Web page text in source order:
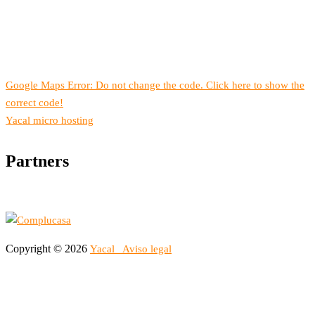
Google Maps Error: Do not change the code. Click here to show the
correct code!
Yacal micro hosting
Partners
Copyright © 2026 Yacal Aviso legal